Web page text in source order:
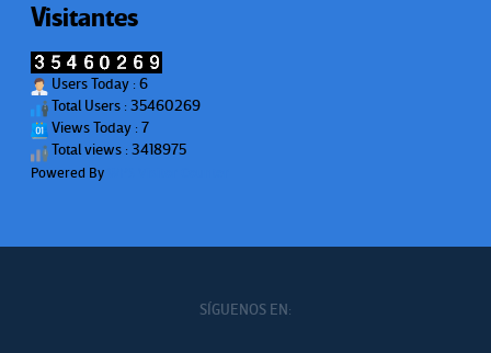
Visitantes
Users Today : 6
Total Users : 35460269
Views Today : 7
Total views : 3418975
Powered By
SÍGUENOS EN: